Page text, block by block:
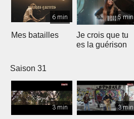
6 min
Mes batailles
5 min
Je crois que tu
es la guérison
Saison 31
3 min 3 min